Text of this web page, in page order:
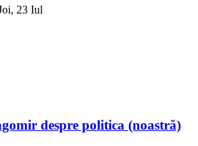
23 Iul
despre politica (noastră)